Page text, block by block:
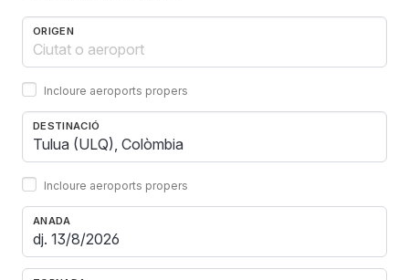
ORIGEN
Incloure aeroports propers
DESTINACIÓ
Incloure aeroports propers
ANADA